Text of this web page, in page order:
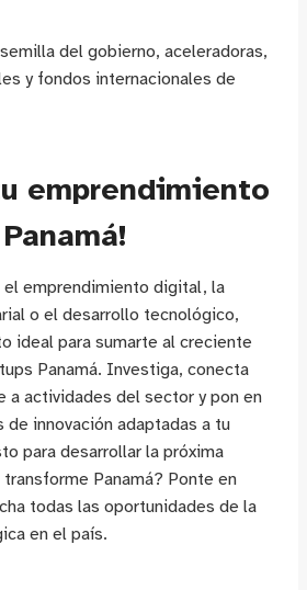
del gobierno, aceleradoras,
y fondos internacionales de
emprendimiento
emprendimiento digital, la
o el desarrollo tecnológico,
ideal para sumarte al creciente
Panamá. Investiga, conecta
a actividades del sector y pon en
innovación adaptadas a tu
para desarrollar la próxima
Panamá? Ponte en
todas las oportunidades de la
en el país.